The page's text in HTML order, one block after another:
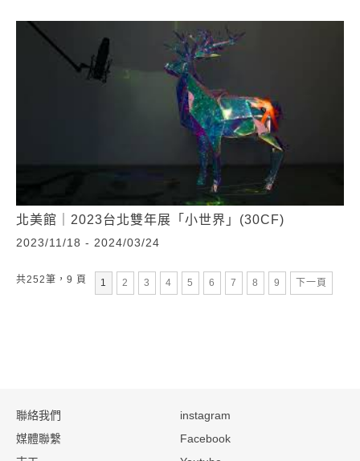
北美館｜2023台北雙年展「小世界」(30CF)
2023/11/18 - 2024/03/24
1 第
2 第
3 第
4頁 第
5 第
6 第
7 第
8 第
9 下一頁
共252筆，9 頁
聯絡我們
媒體聯繫
instagram
Facebook